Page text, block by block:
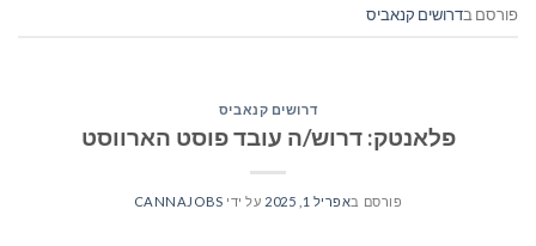
פורסם בדרושים קנאביס
דרושים קנאביס
פלאנטק: דרוש/ה עובד פוסט הארווסט
פורסם באפריל 1, 2025 על ידי CANNAJOBS